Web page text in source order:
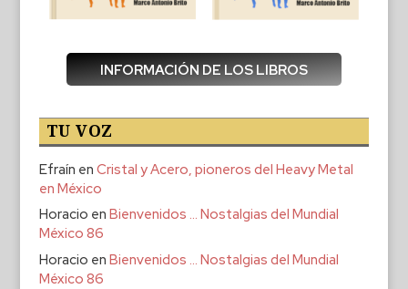
INFORMACIÓN DE LOS LIBROS
TU VOZ
Efraín en Cristal y Acero, pioneros del Heavy Metal
en México
Horacio en Bienvenidos … Nostalgias del Mundial
México 86
Horacio en Bienvenidos … Nostalgias del Mundial
México 86